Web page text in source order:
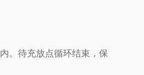
内。待充放点循环结束，保